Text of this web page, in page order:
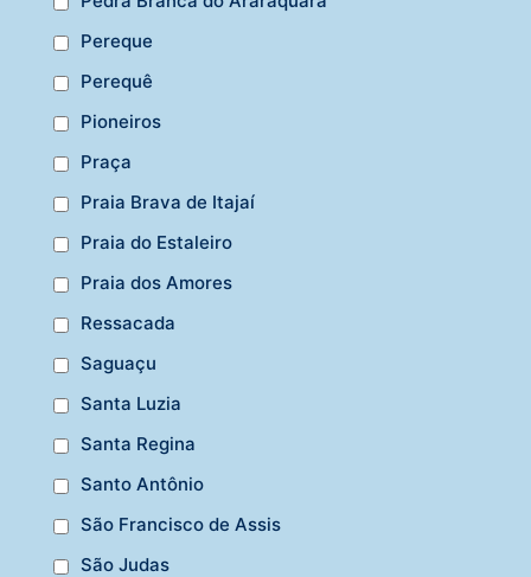
Pereque
Perequê
Pioneiros
Praça
Praia Brava de Itajaí
Praia do Estaleiro
Praia dos Amores
Ressacada
Saguaçu
Santa Luzia
Santa Regina
Santo Antônio
São Francisco de Assis
São Judas